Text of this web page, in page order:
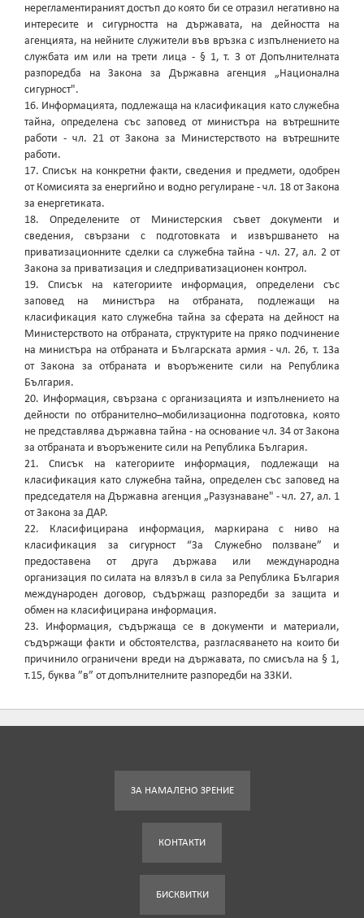
нерегламентираният достъп до която би се отразил негативно на
интересите и сигурността на държавата, на дейността на
агенцията, на нейните служители във връзка с изпълнението на
службата им или на трети лица - § 1, т. 3 от Допълнителната
разпоредба на Закона за Държавна агенция „Национална
сигурност".
16. Информацията, подлежаща на класификация като служебна
тайна, определена със заповед от министъра на вътрешните
работи - чл. 21 от Закона за Министерството на вътрешните
работи.
17. Списък на конкретни факти, сведения и предмети, одобрен
от Комисията за енергийно и водно регулиране - чл. 18 от Закона
за енергетиката.
18. Определените от Министерския съвет документи и
сведения, свързани с подготовката и извършването на
приватизационните сделки са служебна тайна - чл. 27, ал. 2 от
Закона за приватизация и следприватизационен контрол.
19. Списък на категориите информация, определени със
заповед на министъра на отбраната, подлежащи на
класификация като служебна тайна за сферата на дейност на
Министерството на отбраната, структурите на пряко подчинение
на министъра на отбраната и Българската армия - чл. 26, т. 13а
от Закона за отбраната и въоръжените сили на Република
България.
20. Информация, свързана с организацията и изпълнението на
дейности по отбранително–мобилизационна подготовка, която
не представлява държавна тайна - на основание чл. 34 от Закона
за отбраната и въоръжените сили на Република България.
21. Списък на категориите информация, подлежащи на
класификация като служебна тайна, определен със заповед на
председателя на Държавна агенция „Разузнаване" - чл. 27, ал. 1
от Закона за ДАР.
22. Класифицирана информация, маркирана с ниво на
класификация за сигурност “За Служебно ползване” и
предоставена от друга държава или международна
организация по силата на влязъл в сила за Република България
международен договор, съдържащ разпоредби за защита и
обмен на класифицирана информация.
23. Информация, съдържаща се в документи и материали,
съдържащи факти и обстоятелства, разгласяването на които би
причинило ограничени вреди на държавата, по смисъла на § 1,
т.15, буква ”в” от допълнителните разпоредби на ЗЗКИ.
ЗА НАМАЛЕНО ЗРЕНИЕ
КОНТАКТИ
БИСКВИТКИ